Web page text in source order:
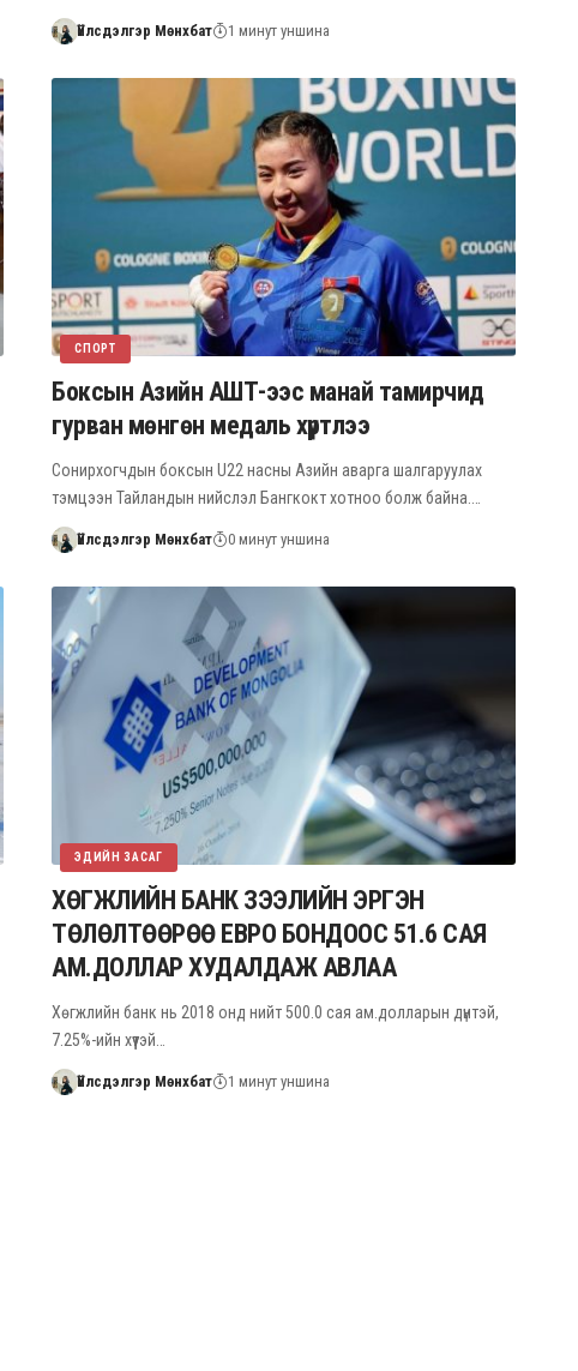
Үйлсдэлгэр Мөнхбат 1 минут уншина
СПОРТ
Боксын Азийн АШТ-ээс манай тамирчид
гурван мөнгөн медаль хүртлээ
Сонирхогчдын боксын U22 насны Азийн аварга шалгаруулах
тэмцээн Тайландын нийслэл Бангкокт хотноо болж байна.…
Үйлсдэлгэр Мөнхбат 0 минут уншина
ЭДИЙН ЗАСАГ
ХӨГЖЛИЙН БАНК ЗЭЭЛИЙН ЭРГЭН
ТӨЛӨЛТӨӨРӨӨ ЕВРО БОНДООС 51.6 САЯ
АМ.ДОЛЛАР ХУДАЛДАЖ АВЛАА
Хөгжлийн банк нь 2018 онд нийт 500.0 сая ам.долларын дүнтэй,
7.25%-ийн хүүтэй…
Үйлсдэлгэр Мөнхбат 1 минут уншина